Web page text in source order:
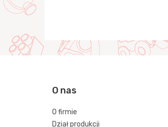
O nas
O firmie
Dział produkcji